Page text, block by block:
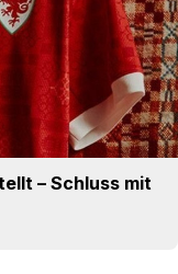
– Schluss mit